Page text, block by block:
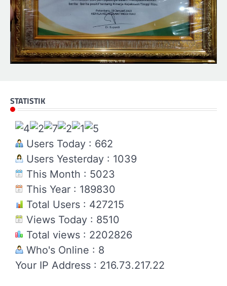
STATISTIK
Users Today : 662
Users Yesterday : 1039
This Month : 5023
This Year : 189830
Total Users : 427215
Views Today : 8510
Total views : 2202826
Who's Online : 8
Your IP Address : 216.73.217.22